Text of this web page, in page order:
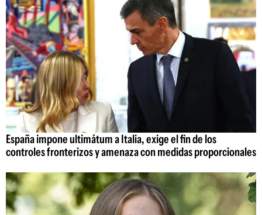
España impone ultimátum a Italia, exige el fin de los
controles fronterizos y amenaza con medidas proporcionales